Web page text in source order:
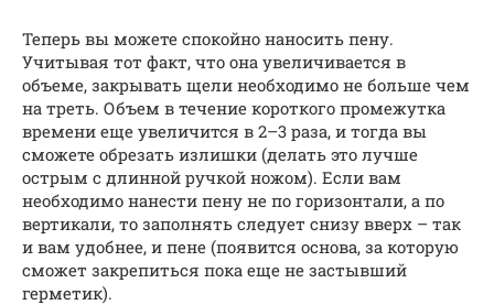
Теперь вы можете спокойно наносить пену.
Учитывая тот факт, что она увеличивается в
объеме, закрывать щели необходимо не больше чем
на треть. Объем в течение короткого промежутка
времени еще увеличится в 2–3 раза, и тогда вы
сможете обрезать излишки (делать это лучше
острым с длинной ручкой ножом). Если вам
необходимо нанести пену не по горизонтали, а по
вертикали, то заполнять следует снизу вверх – так
и вам удобнее, и пене (появится основа, за которую
сможет закрепиться пока еще не застывший
герметик).